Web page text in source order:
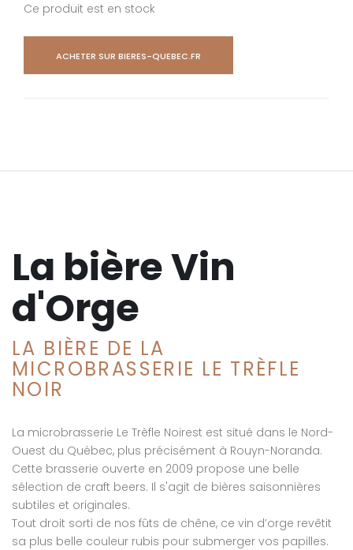
Ce produit est en stock
ACHETER SUR BIERES-QUEBEC.FR
La bière Vin
d'Orge
LA BIÈRE DE LA
MICROBRASSERIE LE TRÈFLE
NOIR
La microbrasserie Le Trèfle Noirest est situé dans le Nord-
Ouest du Québec, plus précisément à Rouyn-Noranda.
Cette brasserie ouverte en 2009 propose une belle
sélection de craft beers. Il s'agit de bières saisonnières
subtiles et originales.
Tout droit sorti de nos fûts de chêne, ce vin d’orge revêtit
sa plus belle couleur rubis pour submerger vos papilles.